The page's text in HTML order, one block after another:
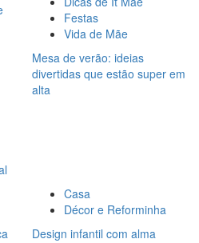
Festas
Vida de Mãe
Mesa de verão: ideias
divertidas que estão super em
alta
Casa
Décor e Reforminha
Design infantil com alma